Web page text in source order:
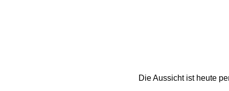
Die Aussicht ist heute